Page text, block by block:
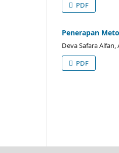
PDF
Penerapan
Deva Safara
PDF